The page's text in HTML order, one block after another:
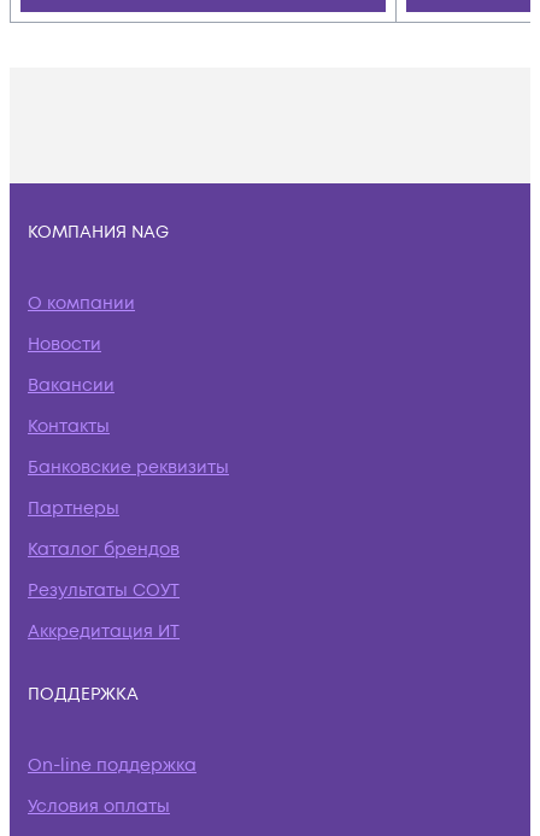
КОМПАНИЯ NAG
О компании
Новости
Вакансии
Контакты
Банковские реквизиты
Партнеры
Каталог брендов
Результаты СОУТ
Аккредитация ИТ
ПОДДЕРЖКА
On-line поддержка
Условия оплаты